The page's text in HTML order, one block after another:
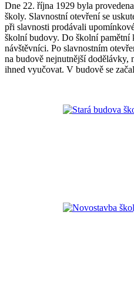
Dne 22. října 1929 byla
školy. Slavnostní otevření se
při slavnosti prodávali
školní budovy. Do školní pamětní
návštěvníci. Po slavnostním
na budově nejnutnější dodělávky,
ihned vyučovat. V budově se